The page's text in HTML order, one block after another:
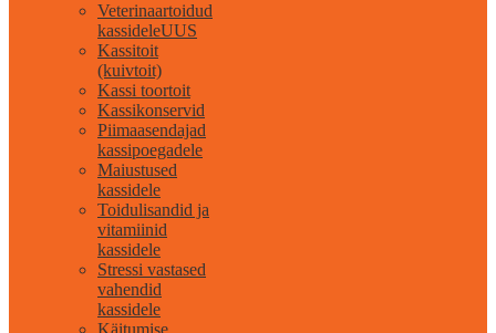
Veterinaartoidud
kassideleUUS
Kassitoit
(kuivtoit)
Kassi toortoit
Kassikonservid
Piimaasendajad
kassipoegadele
Maiustused
kassidele
Toidulisandid ja
vitamiinid
kassidele
Stressi vastased
vahendid
kassidele
Käitumise